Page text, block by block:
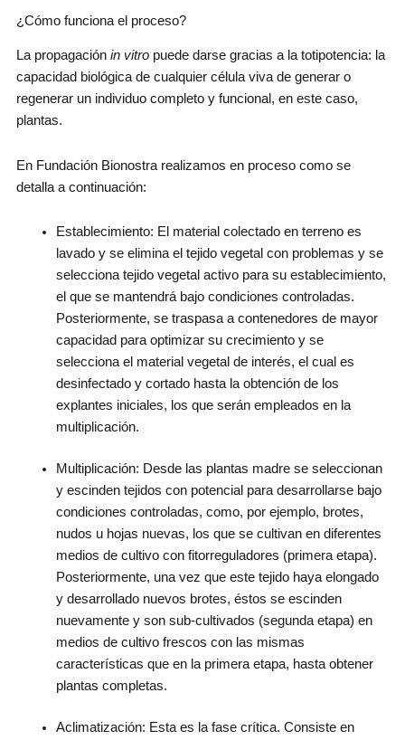
¿Cómo funciona el proceso?
La propagaciónin vitropuede darse gracias a la totipotencia: la
capacidad biológica de cualquier célula viva de generar o
regenerar un individuo completo y funcional, en este caso,
plantas.
En Fundación Bionostra realizamos en proceso como se
detalla a continuación:
Establecimiento: El material colectado en terreno es
lavado y se elimina el tejido vegetal con problemas y se
selecciona tejido vegetal activo para su establecimiento,
el que se mantendrá bajo condiciones controladas.
Posteriormente, se traspasa a contenedores de mayor
capacidad para optimizar su crecimiento y se
selecciona el material vegetal de interés, el cual es
desinfectado y cortado hasta la obtención de los
explantes iniciales, los que serán empleados en la
multiplicación.
Multiplicación: Desde las plantas madre se seleccionan
y escinden tejidos con potencial para desarrollarse bajo
condiciones controladas, como, por ejemplo, brotes,
nudos u hojas nuevas, los que se cultivan en diferentes
medios de cultivo con fitorreguladores (primera etapa).
Posteriormente, una vez que este tejido haya elongado
y desarrollado nuevos brotes, éstos se escinden
nuevamente y son sub-cultivados (segunda etapa) en
medios de cultivo frescos con las mismas
características que en la primera etapa, hasta obtener
plantas completas.
Aclimatización: Esta es la fase crítica. Consiste en